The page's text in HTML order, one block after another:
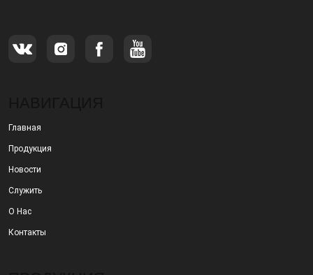
Главная
Продукция
Новости
Служить
О Нас
Контакты